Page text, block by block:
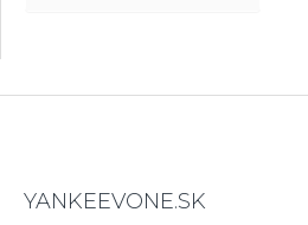
YANKEEVONE.SK